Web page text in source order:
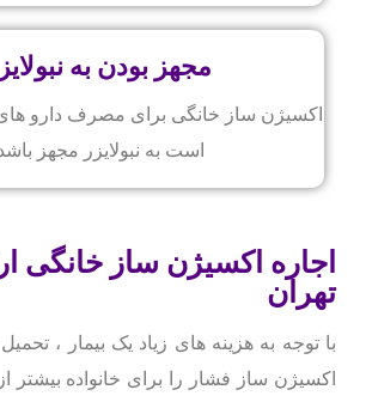
مجهز بودن به
اکسیژن ساز خانگی برای مصرف دارو های
است به نبولایزر مجهز
اجاره اکسیژن ساز خانگی
تهران
با توجه به هزینه های زیاد یک بیمار ،
اکسیژن ساز فشار را برای خانواده بیشتر